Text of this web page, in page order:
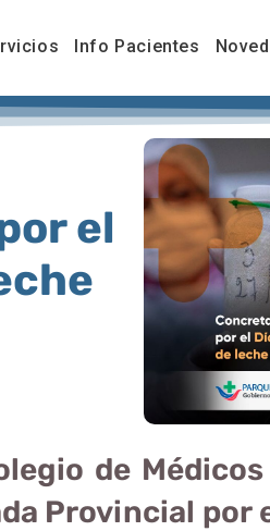
Info Pacientes
el
de
Provincial por